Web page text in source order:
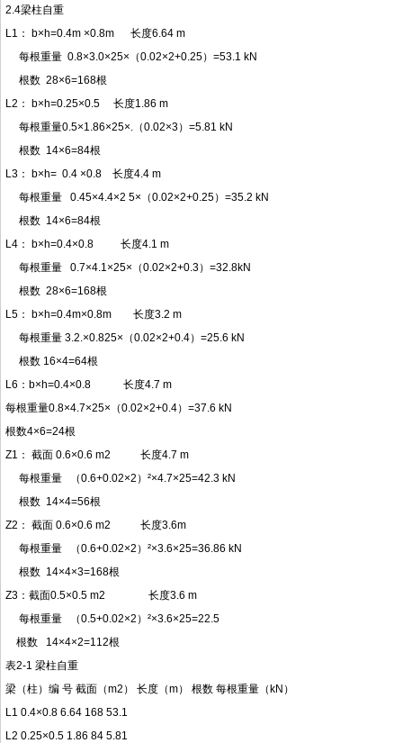
2.4梁柱自重
L1： b×h=0.4m ×0.8m 长度6.64 m
每根重量 0.8×3.0×25×（0.02×2+0.25）=53.1 kN
根数 28×6=168根
L2： b×h=0.25×0.5 长度1.86 m
每根重量0.5×1.86×25×.（0.02×3）=5.81 kN
根数 14×6=84根
L3： b×h= 0.4 ×0.8 长度4.4 m
每根重量 0.45×4.4×2 5×（0.02×2+0.25）=35.2 kN
根数 14×6=84根
L4： b×h=0.4×0.8 长度4.1 m
每根重量 0.7×4.1×25×（0.02×2+0.3）=32.8kN
根数 28×6=168根
L5： b×h=0.4m×0.8m 长度3.2 m
每根重量 3.2.×0.825×（0.02×2+0.4）=25.6 kN
根数 16×4=64根
L6：b×h=0.4×0.8 长度4.7 m
每根重量0.8×4.7×25×（0.02×2+0.4）=37.6 kN
根数4×6=24根
Z1： 截面 0.6×0.6 m2 长度4.7 m
每根重量 （0.6+0.02×2）²×4.7×25=42.3 kN
根数 14×4=56根
Z2： 截面 0.6×0.6 m2 长度3.6m
每根重量 （0.6+0.02×2）²×3.6×25=36.86 kN
根数 14×4×3=168根
Z3：截面0.5×0.5 m2 长度3.6 m
每根重量 （0.5+0.02×2）²×3.6×25=22.5
根数 14×4×2=112根
表2-1 梁柱自重
梁（柱）编 号 截面（m2） 长度（m） 根数 每根重量（kN）
L1 0.4×0.8 6.64 168 53.1
L2 0.25×0.5 1.86 84 5.81